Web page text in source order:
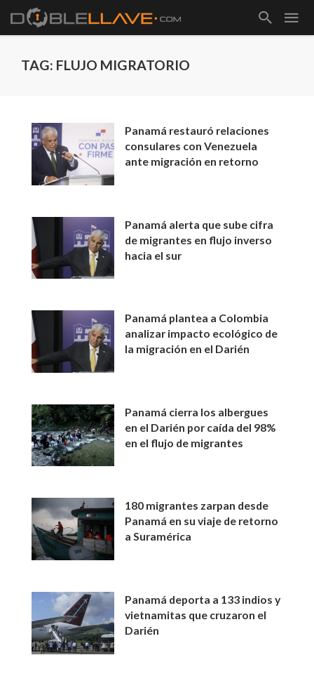
TAG: FLUJO MIGRATORIO
Panamá restauró relaciones
consulares con Venezuela
ante migración en retorno
Panamá alerta que sube cifra
de migrantes en flujo inverso
hacia el sur
Panamá plantea a Colombia
analizar impacto ecológico de
la migración en el Darién
Panamá cierra los albergues
en el Darién por caída del 98%
en el flujo de migrantes
180 migrantes zarpan desde
Panamá en su viaje de retorno
a Suramérica
Panamá deporta a 133 indios y
vietnamitas que cruzaron el
Darién